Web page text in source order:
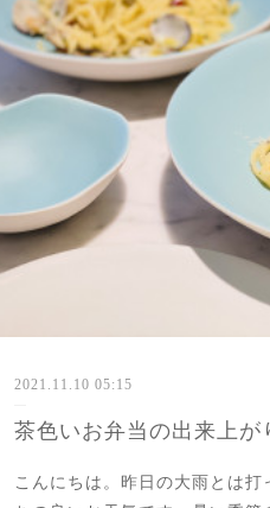
2021.11.10 05:15
茶色いお弁当の出来上が
こんにちは。昨日の大雨とは